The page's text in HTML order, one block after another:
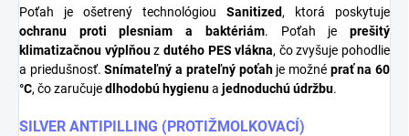
Poťah je ošetrený technológiou Sanitized, ktorá poskytuje
ochranu proti plesniam a baktériám. Poťah jeprešitý
klimatizačnou výplňouz dutého PES vlákna, čo zvyšuje pohodlie
a priedušnosť.Snímateľný a prateľný poťahje možné prať na 60
°C, čo zaručujedlhodobú hygienua jednoduchú údržbu.
SILVER ANTIPILLING (PROTIŽMOLKOVACÍ)